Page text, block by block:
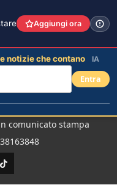
comunicato stampa
TikTok
Aggiungi ora
notizie che contano IA
Entra